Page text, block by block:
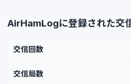
AirHamLogに登録された交
交信回数
交信局数